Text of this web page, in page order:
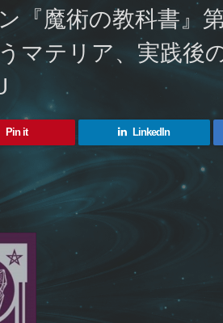
『魔術の教科書』
テリア、実践後
Pin it LinkedIn